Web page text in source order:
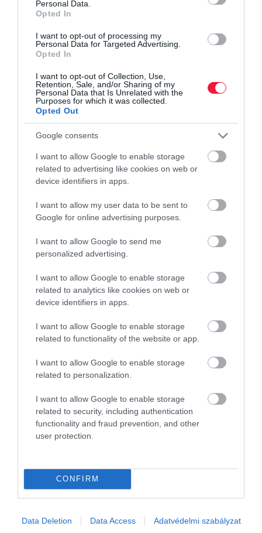
Personal Data.
Opted In
I want to opt-out of processing my
Personal Data for Targeted Advertising.
Opted In
I want to opt-out of Collection, Use,
Retention, Sale, and/or Sharing of my
Personal Data that Is Unrelated with the
Purposes for which it was collected.
Opted Out
Google consents
I want to allow Google to enable storage
related to advertising like cookies on web or
device identifiers in apps.
I want to allow my user data to be sent to
Google for online advertising purposes.
I want to allow Google to send me
personalized advertising.
I want to allow Google to enable storage
related to analytics like cookies on web or
device identifiers in apps.
I want to allow Google to enable storage
related to functionality of the website or app.
I want to allow Google to enable storage
related to personalization.
I want to allow Google to enable storage
related to security, including authentication
functionality and fraud prevention, and other
user protection.
CONFIRM
Data Deletion Data Access Adatvédelmi szabályzat
szükséges (valamint a betöltött öregségi nyugdíjkorhatár).
(valamint a betöltött öregségi nyugdíjkorhatár).
Nők kedvezményes nyugdíjához("Nők 40"): Legalább 40 év
jogosultsági idő szükséges. Ebből alapesetben legfeljebb 8 év
lehet a gyermeknevelési idő (például GYES, GYED), és legalább
(Fontos különbség, hogy itt nem sima szolgálati időről, hanem
szigorúbb jogosultsági időről van szó).
Olvasd el ezt is!
Ennyi magyarnak van kétmillió forintot meghaladó
havi nyugdíja
Ha több országban dolgoztál, így szerezhetsz onnan
is nyugdíjat
nyugdíj
farkas andrás